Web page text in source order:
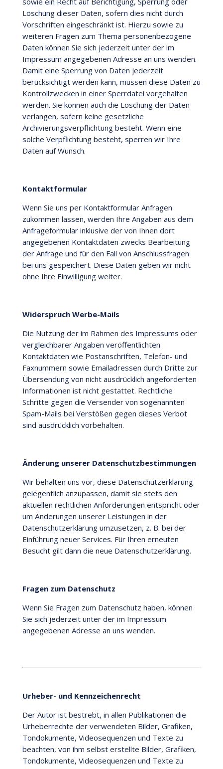
Löschung dieser Daten, sofern dies nicht durch
Vorschriften eingeschränkt ist. Hierzu sowie zu
weiteren Fragen zum Thema personenbezogene
Daten können Sie sich jederzeit unter der im
Impressum angegebenen Adresse an uns wenden.
Damit eine Sperrung von Daten jederzeit
berücksichtigt werden kann, müssen diese Daten zu
Kontrollzwecken in einer Sperrdatei vorgehalten
werden. Sie können auch die Löschung der Daten
verlangen, sofern keine gesetzliche
Archivierungsverpflichtung besteht. Wenn eine
solche Verpflichtung besteht, sperren wir Ihre
Daten auf Wunsch.
Kontaktformular
Wenn Sie uns per Kontaktformular Anfragen
zukommen lassen, werden Ihre Angaben aus dem
Anfrageformular inklusive der von Ihnen dort
angegebenen Kontaktdaten zwecks Bearbeitung
der Anfrage und für den Fall von Anschlussfragen
bei uns gespeichert. Diese Daten geben wir nicht
ohne Ihre Einwilligung weiter.
Widerspruch Werbe-Mails
Die Nutzung der im Rahmen des Impressums oder
vergleichbarer Angaben veröffentlichten
Kontaktdaten wie Postanschriften, Telefon- und
Faxnummern sowie Emailadressen durch Dritte zur
Übersendung von nicht ausdrücklich angeforderten
Informationen ist nicht gestattet. Rechtliche
Schritte gegen die Versender von sogenannten
Spam-Mails bei Verstößen gegen dieses Verbot
sind ausdrücklich vorbehalten.
Änderung unserer Datenschutzbestimmungen
Wir behalten uns vor, diese Datenschutzerklärung
gelegentlich anzupassen, damit sie stets den
aktuellen rechtlichen Anforderungen entspricht oder
um Änderungen unserer Leistungen in der
Datenschutzerklärung umzusetzen, z. B. bei der
Einführung neuer Services. Für Ihren erneuten
Besucht gilt dann die neue Datenschutzerklärung.
Fragen zum Datenschutz
Wenn Sie Fragen zum Datenschutz haben, können
Sie sich jederzeit unter der im Impressum
angegebenen Adresse an uns wenden.
Urheber- und Kennzeichenrecht
Der Autor ist bestrebt, in allen Publikationen die
Urheberrechte der verwendeten Bilder, Grafiken,
Tondokumente, Videosequenzen und Texte zu
beachten, von ihm selbst erstellte Bilder, Grafiken,
Tondokumente, Videosequenzen und Texte zu